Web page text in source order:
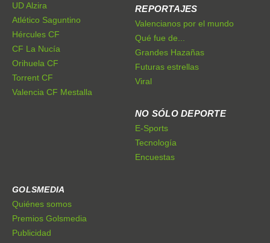
UD Alzira
Atlético Saguntino
Hércules CF
CF La Nucía
Orihuela CF
Torrent CF
Valencia CF Mestalla
REPORTAJES
Valencianos por el mundo
Qué fue de...
Grandes Hazañas
Futuras estrellas
Viral
NO SÓLO DEPORTE
E-Sports
Tecnología
Encuestas
GOLSMEDIA
Quiénes somos
Premios Golsmedia
Publicidad